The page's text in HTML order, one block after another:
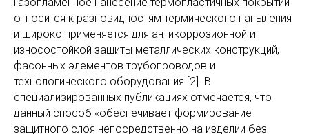
относится к разновидностям термического напыления
и широко применяется для антикоррозионной и
износостойкой защиты металлических конструкций,
фасонных элементов трубопроводов и
технологического оборудования [2]. В
специализированных публикациях отмечается, что
данный способ «обеспечивает формирование
защитного слоя непосредственно на изделии без